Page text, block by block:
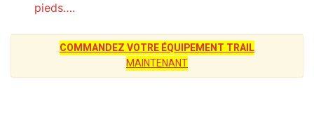
pieds….
COMMANDEZ VOTRE ÉQUIPEMENT TRAIL
MAINTENANT